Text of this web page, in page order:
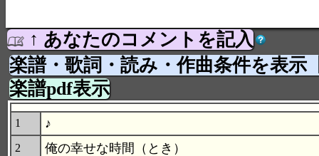
↑ あなたのコメントを記入
楽譜・歌詞・読み・作曲条件を表示
楽譜pdf表示
1 ♪
2 俺の幸せな時間（とき）